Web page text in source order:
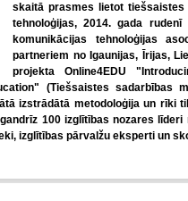
skaitā prasmes lietot tiešsaistes
tehnoloģijas, 2014. gada
komunikācijas tehnoloģijas
partneriem no Igaunijas, Īrijas,
projekta Online4EDU
(Tiešsaistes sadarbības
izstrādātā metodoloģija un rīki
100 izglītības nozares
izglītības pārvalžu eksperti un